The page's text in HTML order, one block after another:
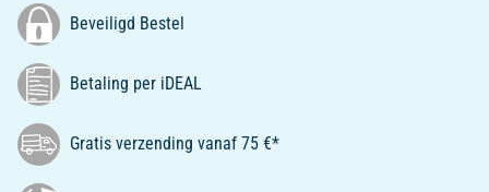
Beveiligd Bestel
Betaling per iDEAL
Gratis verzending vanaf 75 €*